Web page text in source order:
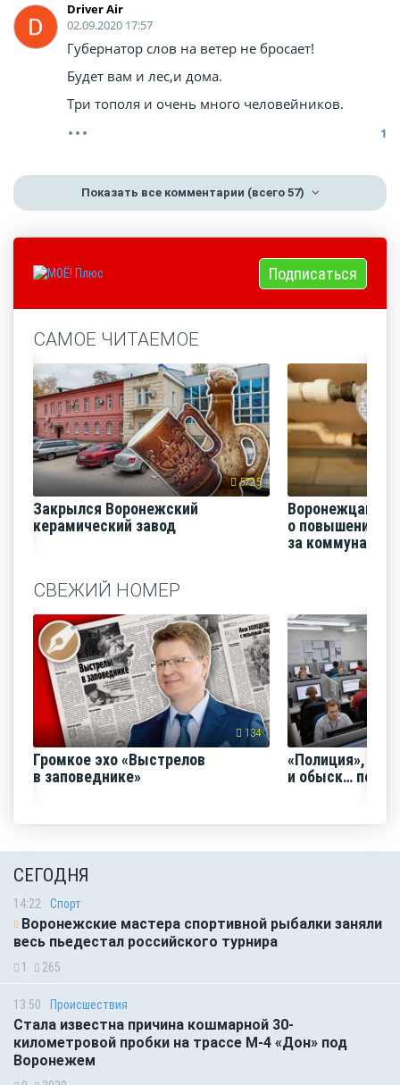
Driver Air
02.09.2020 17:57
Губернатор слов на ветер не бросает!
Будет вам и лес,и дома.
Три тополя и очень много человейников.
1
Показать все комментарии (всего 57)
Подписаться
САМОЕ ЧИТАЕМОЕ
5725
Закрылся Воронежский
керамический завод
Воронежцам
о повышении
за
СВЕЖИЙ НОМЕР
134
Громкое эхо «Выстрелов
в заповеднике»
«Полиция»,
и обыск… по
СЕГОДНЯ
14:22 Спорт
Воронежские мастера спортивной рыбалки заняли
весь пьедестал российского турнира
1 265
13:50 Происшествия
Стала известна причина кошмарной 30-
километровой пробки на трассе М-4 «Дон» под
Воронежем